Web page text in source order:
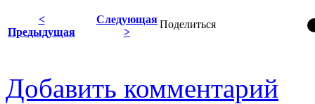
Поделиться
<
Предыдущая
Следующая
>
Добавить комментарий